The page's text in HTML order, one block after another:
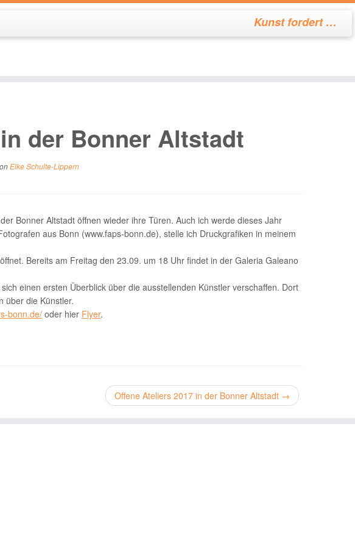
Kunst fordert …
der Bonner Altstadt
Elke Schulte-Lippern
Bonner Altstadt öffnen wieder ihre Türen. Auch ich werde dieses Jahr
aus Bonn (www.faps-bonn.de), stelle ich Druckgrafiken in meinem
Bereits am Freitag den 23.09. um 18 Uhr findet in der Galeria Galeano
einen ersten Überblick über die ausstellenden Künstler verschaffen. Dort
über die Künstler.
bonn.de/oder hier Flyer.
Offene Ateliers 2017 in der Bonner Altstadt →